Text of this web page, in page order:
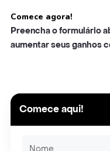
Comece agora!
Preencha o formulário
aumentar seus ganhos
Comece aqui!